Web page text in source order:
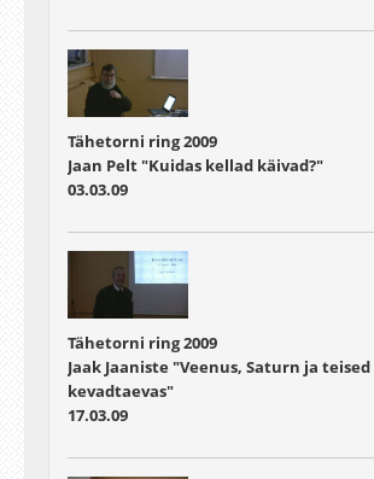
Tähetorni ring 2009
Jaan Pelt "Kuidas kellad käivad?"
03.03.09
Tähetorni ring 2009
Jaak Jaaniste "Veenus, Saturn ja teised
kevadtaevas"
17.03.09